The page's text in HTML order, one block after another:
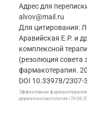
Адрес для
alvov@mail.ru
Для цитирования:
Аравийская Е.Р. и
комплексной
(резолюция совета
фармакотерапия.
DOI 10.33978/2307-
Эффективная
дерматокосметология |